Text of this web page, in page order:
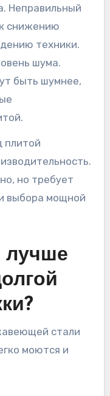
Неправильный
снижению
техники.
шума.
быть шумнее,
плитой
но требует
выбора мощной
лучше
стали
моются и